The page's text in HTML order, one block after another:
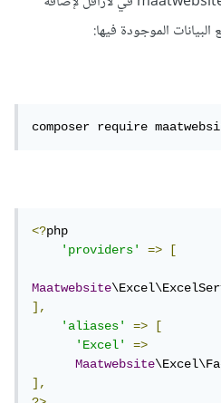
الموجودة فيها:
composer require
<?php
'providers'
=> [
Maatwebsite
],
'aliases'
=>
[
'Excel'
=>
Maatwebsite
],